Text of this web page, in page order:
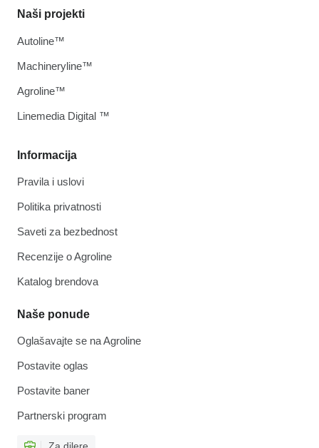
Informacija
Pravila i uslovi
Politika privatnosti
Saveti za bezbednost
Recenzije o Agroline
Katalog brendova
Naše ponude
Oglašavajte se na Agroline
Postavite oglas
Postavite baner
Partnerski program
Naši projekti
Autoline™
Machineryline™
Agroline™
Linemedia Digital ™